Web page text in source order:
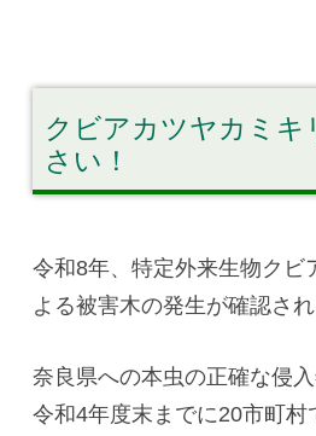
クビアカツヤカミキ
さい！
令和8年、特定外来生物クビ
よる被害木の発生が確認され
奈良県への本虫の正確な侵入
令和4年度末までに20市町村